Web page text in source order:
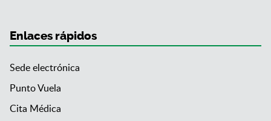
Enlaces rápidos
Sede electrónica
Punto Vuela
Cita Médica